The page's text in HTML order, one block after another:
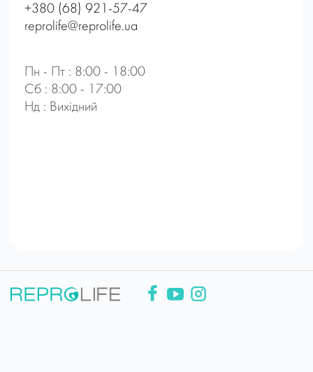
+380 (68) 921-57-47
reprolife@reprolife.ua
Пн - Пт : 8:00 - 18:00
Сб : 8:00 - 17:00
Нд : Вихідний